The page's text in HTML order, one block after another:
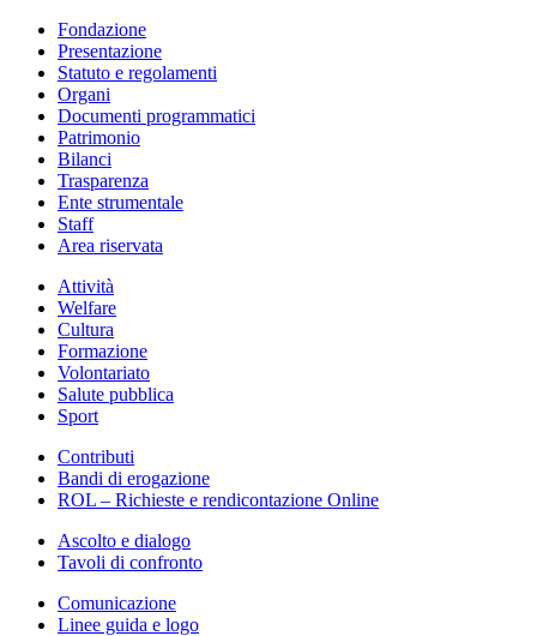
Fondazione
Presentazione
Statuto e regolamenti
Organi
Documenti programmatici
Patrimonio
Bilanci
Trasparenza
Ente strumentale
Staff
Area riservata
Attività
Welfare
Cultura
Formazione
Volontariato
Salute pubblica
Sport
Contributi
Bandi di erogazione
ROL – Richieste e rendicontazione Online
Ascolto e dialogo
Tavoli di confronto
Comunicazione
Linee guida e logo